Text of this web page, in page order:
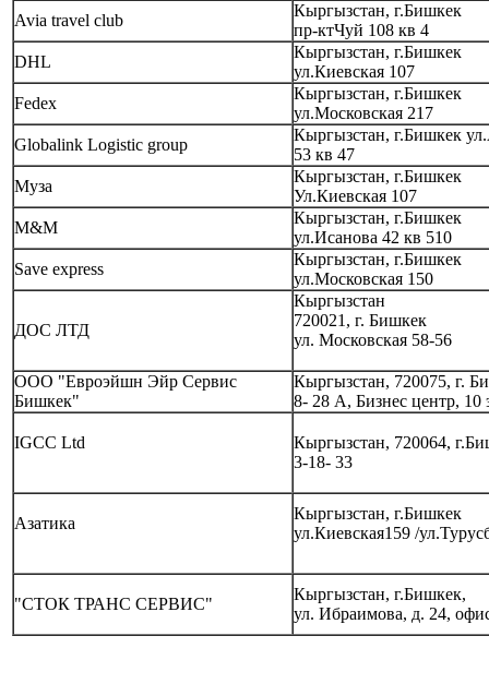
Avia travel club
Кыргызстан, г.Бишкек
пр-ктЧуй 108 кв 4
DHL
Кыргызстан, г.Бишкек
ул.Киевская 107
Fedex
Кыргызстан, г.Бишкек
ул.Московская 217
Globalink Logistic group
Кыргызстан, г.Бишкек
53 кв 47
Муза
Кыргызстан, г.Бишкек
Ул.Киевская 107
M&M
Кыргызстан, г.Бишкек
ул.Исанова 42 кв 510
Save express
Кыргызстан, г.Бишкек
ул.Московская 150
ДOC ЛТД
Кыргызстан
720021, г. Бишкек
ул. Московская 58-56
ООО "Евроэйшн Эйр Сервис
Бишкек"
Кыргызстан, 720075, г.
8- 28 А, Бизнес центр, 10
IGCC Ltd
Кыргызстан, 720064,
3-18- 33
Азатика
Кыргызстан, г.Бишкек
ул.Киевская159 /
"СТОК ТРАНС СЕРВИС"
Кыргызстан, г.Бишкек,
ул. Ибраимова, д. 24,